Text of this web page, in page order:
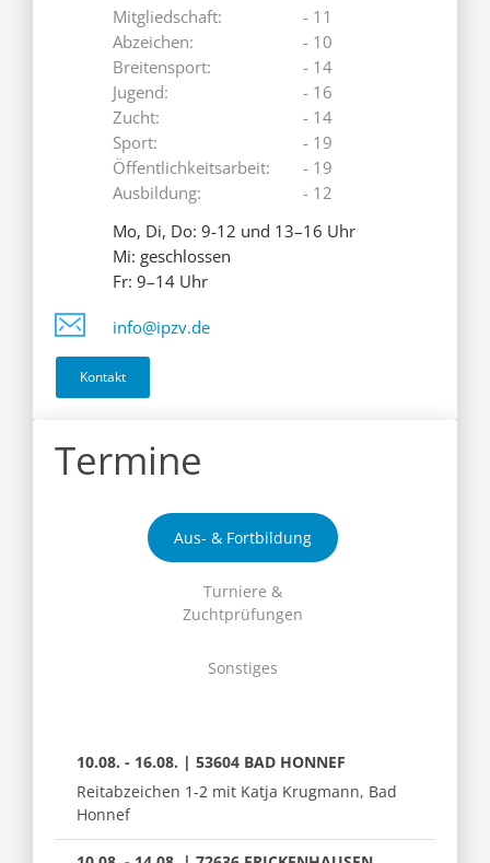
Mitgliedschaft:
Abzeichen:
Breitensport:
Jugend:
Zucht:
Sport:
Öffentlichkeitsarbeit:
Ausbildung:
- 11
- 10
- 14
- 16
- 14
- 19
- 19
- 12
Mo, Di, Do: 9-12 und 13–16 Uhr
Mi: geschlossen
Fr: 9–14 Uhr
info@ipzv.de
Kontakt
Termine
Aus- & Fortbildung
Turniere &
Zuchtprüfungen
Sonstiges
10.08. - 16.08. | 53604 BAD HONNEF
Reitabzeichen 1-2 mit Katja Krugmann, Bad
Honnef